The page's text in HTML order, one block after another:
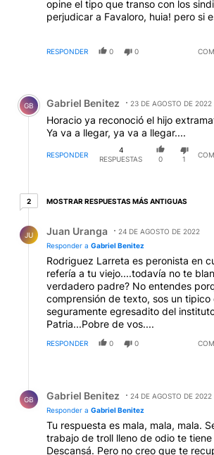
opine el tipo que transo con los
perjudicar a Favaloro, huia! pero si
persona!!!! flaco que cristina es
memoria
RESPONDER 0 0
Comentario de Gabriel Benitez.
GB Gabriel Benitez 23 DE AGOSTO DE 2022
Horacio ya reconoció el hijo
Ya va a llegar, ya va a llegar....
RESPONDER
4
RESPUESTAS
0 1
22 respuestas más antiguas
MOSTRAR RESPUESTAS MÁS ANTIGUAS
JU Juan Uranga
24 DE AGOSTO DE 2022
Responder a Gabriel Benitez
Rodriguez Larreta es peronista en
refería a tu viejo....todavía no te
verdadero padre? No entendes
comprensión de texto, sos un tipico
seguramente egresadito del
Patria...Pobre de vos....
RESPONDER 0 0
GB Gabriel Benitez
24 DE AGOSTO DE 2022
Responder a Gabriel Benitez
Tu respuesta es mala, mala, mala.
trabajo de troll lleno de odio te
Descansá. Pero no creo que te